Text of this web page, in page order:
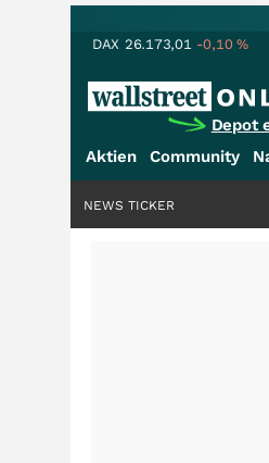
DAX 26.173,01 -0,10%
Depot
Aktien Community
NEWS TICKER